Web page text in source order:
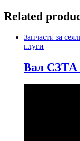
Related
Запчасти за
плуги
Вал СЗТА